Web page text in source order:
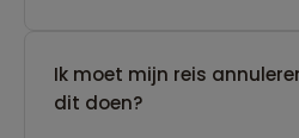
Ik moet mijn reis
dit doen?